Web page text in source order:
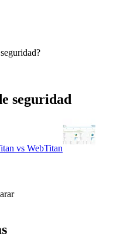
?
seguridad
vs WebTitan